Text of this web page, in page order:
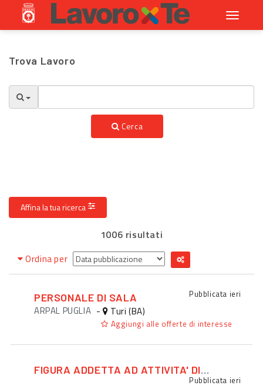
Toggle
Trova Lavoro
Cerca
Affina la tua ricerca
1006 risultati
Ordina per
PERSONALE DI SALA Pubblicata ieri
ARPAL PUGLIA - Turi (BA)
Aggiungi alle offerte di interesse
FIGURA ADDETTA AD ATTIVITA' DI PROMOZIONE ED EVENTI
Pubblicata ieri